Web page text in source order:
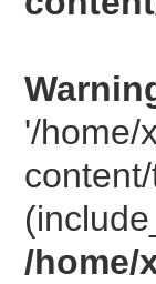
'/home/
/home/